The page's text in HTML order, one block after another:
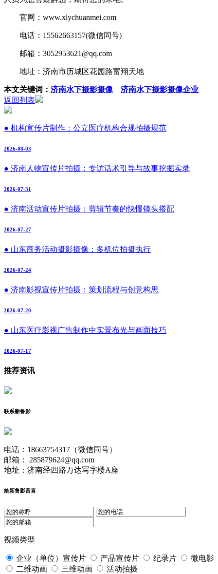
官网：www.xlychuanmei.com
电话：15562663157(微信同号)
邮箱：3052953621@qq.com
地址：济南市历城区花园路富翔天地
本文关键词： 济南水下摄影摄像
济南水下摄影摄像企业
返回列表
● 机构宣传片制作：公立医疗机构合规拍摄规范
2026-08-03
● 济南人物宣传片拍摄：专访话术引导与故事挖掘实录
2026-07-31
● 济南活动宣传片拍摄：剪辑节奏的快慢镜头搭配
2026-07-27
● 山东商务活动摄影摄像：多机位拍摄执行
2026-07-24
● 济南影视宣传片拍摄：策划流程与创意构思
2026-07-20
● 山东医疗影视广告制作中实景布光与画面技巧
2026-07-17
推荐资讯
联系新鲁影
电话：18663754317（微信同号）
邮箱： 285879624@qq.com
地址：济南经四路万达写字楼A座
给新鲁影留言
视频类型
企业（单位）宣传片 产品宣传片 纪录片
微电影
二维动画
三维动画 活动拍摄